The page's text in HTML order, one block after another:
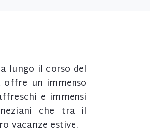
lungo il corso del
offre un immenso
e immensi
che tra il
vacanze estive.